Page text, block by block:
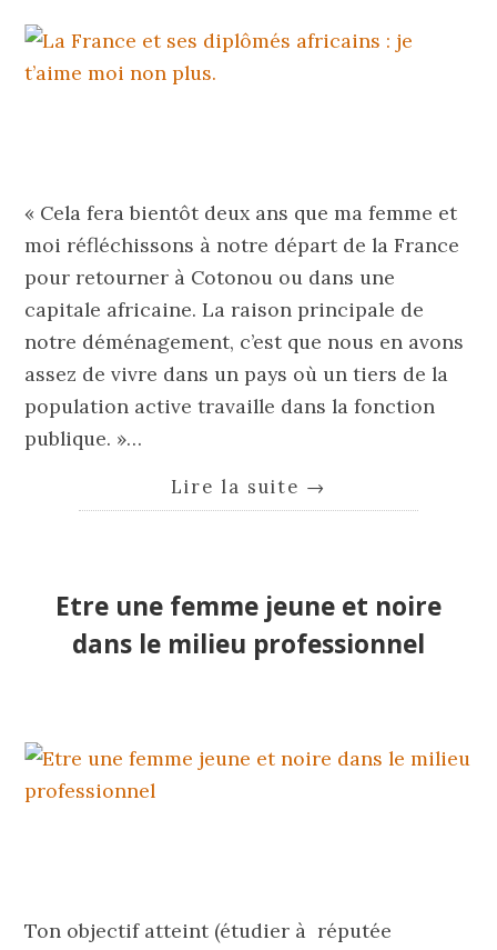
« Cela fera bientôt deux ans que ma femme et
moi réfléchissons à notre départ de la France
pour retourner à Cotonou ou dans une
capitale africaine. La raison principale de
notre déménagement, c’est que nous en avons
assez de vivre dans un pays où un tiers de la
population active travaille dans la fonction
publique. »…
Lire la suite →
Etre une femme jeune et noire
dans le milieu professionnel
Ton objectif atteint (étudier à réputée